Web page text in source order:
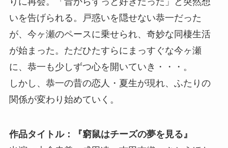
いを告げられる。戸惑いを隠せない恭一だった
が、今ヶ瀬のペースに乗せられ、奇妙な同棲生活
が始まった。ただひたすらにまっすぐな今ヶ瀬
に、恭一も少しずつ心を開いていき・・・。
しかし、恭一の昔の恋人・夏生が現れ、ふたりの
関係が変わり始めていく。
作品タイトル：『窮鼠はチーズの夢を見る』